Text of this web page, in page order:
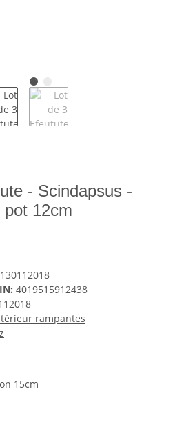
- Scindapsus -
pot 12cm
4019515912438
rampantes
15cm